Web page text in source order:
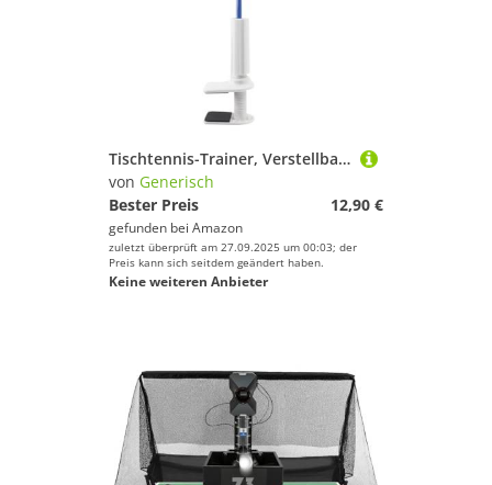
Tischtennis-Trainer, Verstellbarer Rebound-Tischtennis-Trainer, Feste Rapid-Rebound-Pingpong-Ballmaschine, Pingpong-Roboter-Trainer, fixierter Rapid-Ball-Clip-Tischtennis-Trainer
von Generisch
Bester Preis
12,90 €
gefunden bei Amazon
zuletzt überprüft am 27.09.2025 um 00:03; der
Preis kann sich seitdem geändert haben.
Keine weiteren Anbieter